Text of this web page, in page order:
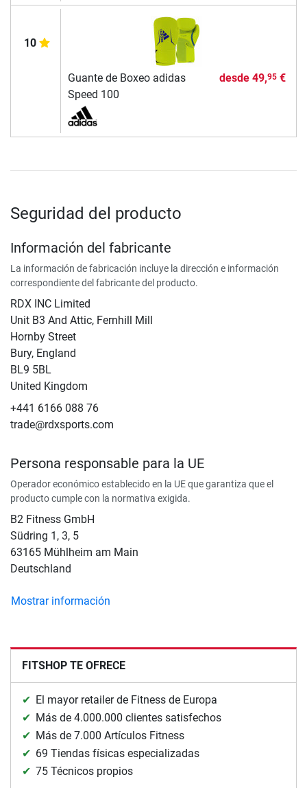
10
Guante de Boxeo adidas
Speed 100
desde 49,95€
Seguridad del producto
Información del fabricante
La información de fabricación incluye la dirección e información
correspondiente del fabricante del producto.
RDX INC Limited
Unit B3 And Attic, Fernhill Mill
Hornby Street
Bury, England
BL9 5BL
United Kingdom
+441 6166 088 76
trade@rdxsports.com
Persona responsable para la UE
Operador económico establecido en la UE que garantiza que el
producto cumple con la normativa exigida.
B2 Fitness GmbH
Südring 1, 3, 5
63165 Mühlheim am Main
Deutschland
Mostrar información
FITSHOP TE OFRECE
El mayor retailer de Fitness de Europa
Más de 4.000.000 clientes satisfechos
Más de 7.000 Artículos Fitness
69 Tiendas físicas especializadas
75 Técnicos propios